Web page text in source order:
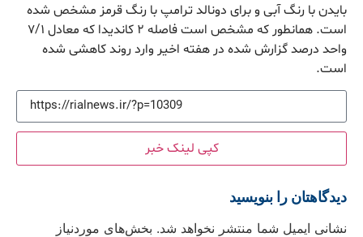
بایدن با رنگ آبی و برای دونالد ترامپ با رنگ قرمز مشخص شده
است. همانطور که مشخص است فاصله ۲ کاندیدا که معادل ۷/۱
واحد درصد گزارش شده در هفته اخیر وارد روند کاهشی شده
است.
کپی لینک خبر
دیدگاهتان را بنویسید
نشانی ایمیل شما منتشر نخواهد شد. بخش‌های موردنیاز